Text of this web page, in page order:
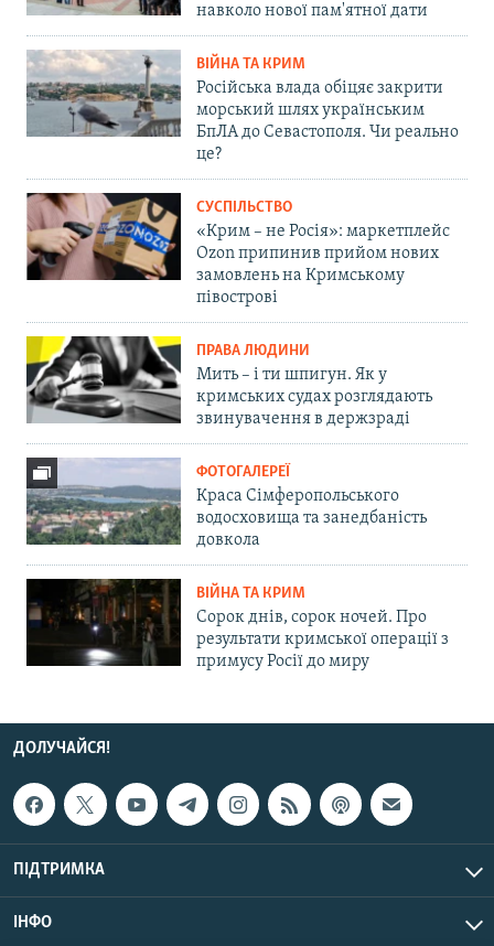
навколо нової пам'ятної дати
ВІЙНА ТА КРИМ
Російська влада обіцяє закрити
морський шлях українським
БпЛА до Севастополя. Чи реально
це?
СУСПІЛЬСТВО
«Крим – не Росія»: маркетплейс
Ozon припинив прийом нових
замовлень на Кримському
півострові
ПРАВА ЛЮДИНИ
Мить – і ти шпигун. Як у
кримських судах розглядають
звинувачення в держзраді
ФОТОГАЛЕРЕЇ
Краса Сімферопольського
водосховища та занедбаність
довкола
ВІЙНА ТА КРИМ
Сорок днів, сорок ночей. Про
результати кримської операції з
примусу Росії до миру
ДОЛУЧАЙСЯ!
ПІДТРИМКА
ІНФО